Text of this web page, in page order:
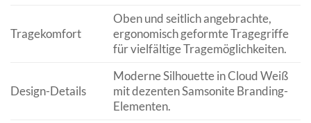
Tragekomfort
Oben und seitlich angebrachte,
ergonomisch geformte Tragegriffe
für vielfältige Tragemöglichkeiten.
Design-Details
Moderne Silhouette in Cloud Weiß
mit dezenten Samsonite Branding-
Elementen.